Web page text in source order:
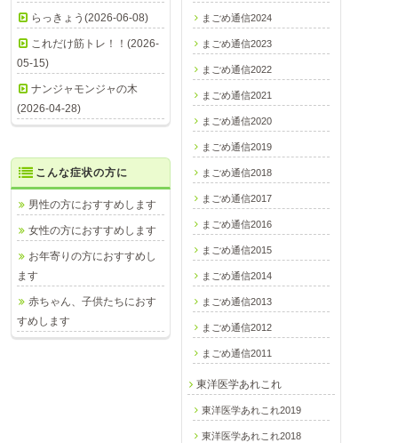
らっきょう(2026-06-08)
これだけ筋トレ！！(2026-
05-15)
ナンジャモンジャの木
(2026-04-28)
まごめ通信2024
まごめ通信2023
まごめ通信2022
まごめ通信2021
まごめ通信2020
まごめ通信2019
まごめ通信2018
まごめ通信2017
まごめ通信2016
まごめ通信2015
まごめ通信2014
まごめ通信2013
まごめ通信2012
まごめ通信2011
東洋医学あれこれ
東洋医学あれこれ2019
東洋医学あれこれ2018
こんな症状の方に
男性の方におすすめします
女性の方におすすめします
お年寄りの方におすすめし
ます
赤ちゃん、子供たちにおす
すめします